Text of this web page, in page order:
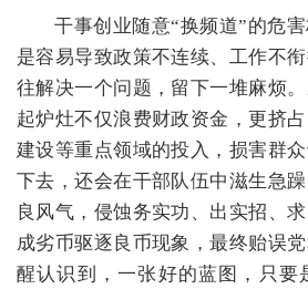
干事创业随意“换频道”的危
是容易导致政策不连续、工作不
往解决一个问题，留下一堆麻烦
起炉灶不仅浪费财政资金，更挤
建设等重点领域的投入，损害群
下去，还会在干部队伍中滋生急
良风气，侵蚀务实功、出实招、
成劣币驱逐良币现象，最终贻误
醒认识到，一张好的蓝图，只要